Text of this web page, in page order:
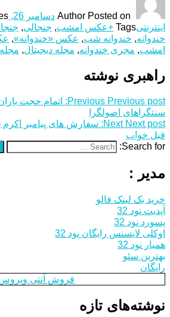
Author Posted on دسامبر 26, 2016
اینترنتیTags +عکس امشب, جنجالی,
خندوانه, خندوانه شب, عکس «خندوانه»,
امشب, مجری خندوانه, مجله دیجیتال,
راهبری نوشته
Previous Previous post:
اتمام حجت
سنت‎گراهای اصولگرا
Next Next post:
سفارش های پیامبر اکرم
قبل خواب
Search for:
مدیر :
خرید بک لینک فالو
آپدیت نود 32
پسورد نود 32
اوکلی لایسنس رایگان نود 32
همیار نود 32
بهترین سئو
رایگان
فروش آنتی
نوشته‌های تازه